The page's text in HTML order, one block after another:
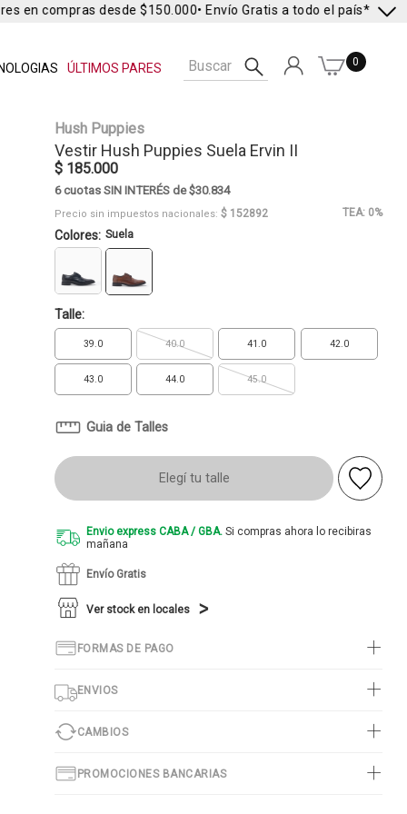
ÚLTIMOS PARES
en compras desde $150.000• Envío Gratis a todo el país* •Envío
0
Hush Puppies
Vestir Hush Puppies Suela Ervin II
$ 185.000
6 cuotas SIN INTERÉS de $30.834
Precio sin impuestos nacionales: $ 152892 TEA: 0%
Colores: Suela
Talle:
39.0 40.0 41.0 42.0
43.0 44.0 45.0
Guia de Talles
Elegí tu talle
Envio express CABA / GBA.Si compras ahora lo recibiras
mañana
Envío Gratis
Ver stock en locales
FORMAS DE PAGO
ENVIOS
CAMBIOS
PROMOCIONES BANCARIAS